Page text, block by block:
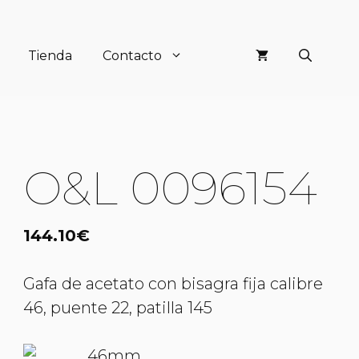
Tienda Contacto
O&L 0096154
144.10€
Gafa de acetato con bisagra fija calibre
46, puente 22, patilla 145